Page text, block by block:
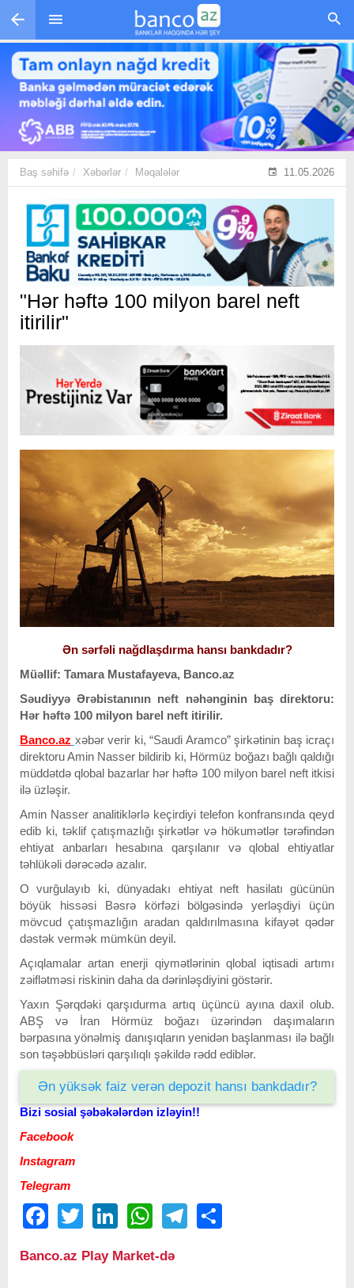
Skip to main content
Baş səhifə Xəbərlər Məqalələr 11.05.2026
"Hər həftə 100 milyon barel neft
itirilir"
Ən sərfəli nağdlaşdırma hansı bankdadır?
Müəllif: Tamara Mustafayeva, Banco.az
Səudiyyə Ərəbistanının neft nəhənginin baş direktoru:
Hər həftə 100 milyon barel neft itirilir.
Banco.az xəbər verir ki, “Saudi Aramco” şirkətinin baş icraçı
direktoru Amin Nasser bildirib ki, Hörmüz boğazı bağlı qaldığı
müddətdə qlobal bazarlar hər həftə 100 milyon barel neft itkisi
ilə üzləşir.
Amin Nasser analitiklərlə keçirdiyi telefon konfransında qeyd
edib ki, təklif çatışmazlığı şirkətlər və hökumətlər tərəfindən
ehtiyat anbarları hesabına qarşılanır və qlobal ehtiyatlar
təhlükəli dərəcədə azalır.
O vurğulayıb ki, dünyadakı ehtiyat neft hasilatı gücünün
böyük hissəsi Bəsrə körfəzi bölgəsində yerləşdiyi üçün
mövcud çatışmazlığın aradan qaldırılmasına kifayət qədər
dəstək vermək mümkün deyil.
Açıqlamalar artan enerji qiymətlərinin qlobal iqtisadi artımı
zəiflətməsi riskinin daha da dərinləşdiyini göstərir.
Yaxın Şərqdəki qarşıdurma artıq üçüncü ayına daxil olub.
ABŞ və İran Hörmüz boğazı üzərindən daşımaların
bərpasına yönəlmiş danışıqların yenidən başlanması ilə bağlı
son təşəbbüsləri qarşılıqlı şəkildə rədd ediblər.
Ən yüksək faiz verən depozit hansı bankdadır?
Bizi sosial şəbəkələrdən izləyin!!
Facebook
Instagram
Telegram
FacebookTwitter LinkedIn WhatsAppTelegram
Banco.az Play Market-də